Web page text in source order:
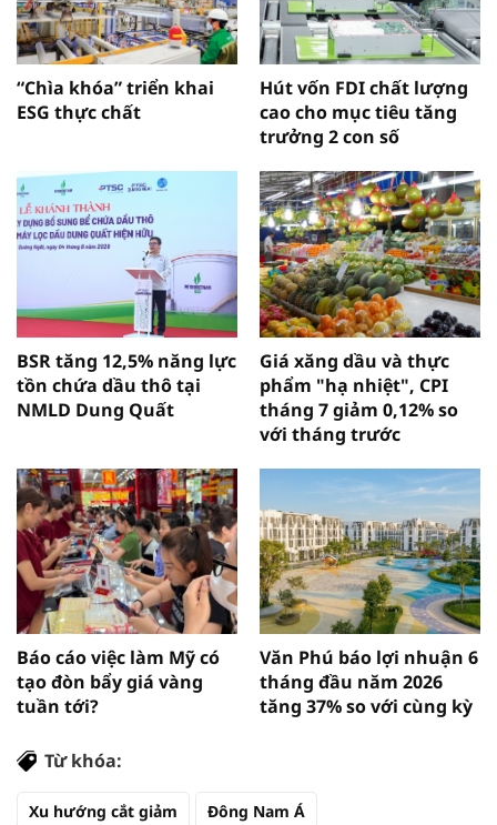
“Chìa khóa” triển khai
ESG thực chất
Hút vốn FDI chất lượng
cao cho mục tiêu tăng
trưởng 2 con số
BSR tăng 12,5% năng lực
tồn chứa dầu thô tại
NMLD Dung Quất
Giá xăng dầu và thực
phẩm "hạ nhiệt", CPI
tháng 7 giảm 0,12% so
với tháng trước
Báo cáo việc làm Mỹ có
tạo đòn bẩy giá vàng
tuần tới?
Văn Phú báo lợi nhuận 6
tháng đầu năm 2026
tăng 37% so với cùng kỳ
Từ khóa:
Xu hướng cắt giảm Đông Nam Á